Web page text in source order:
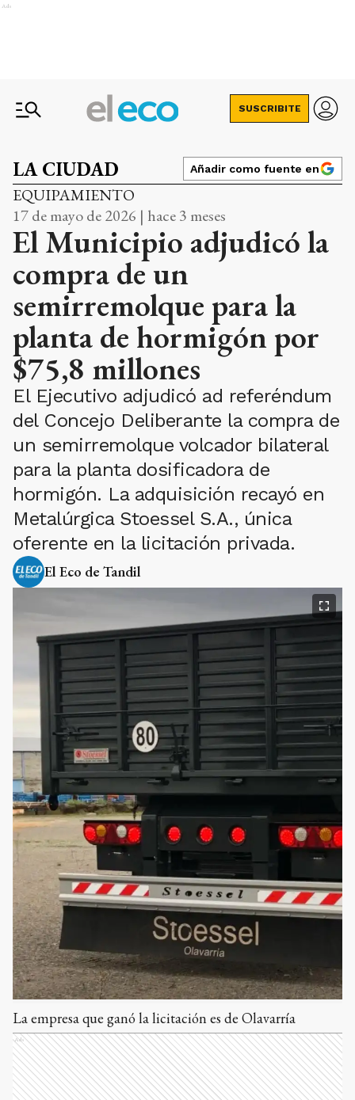
Ads
SUSCRIBITE
LA CIUDAD Añadir como fuente en
EQUIPAMIENTO
17 de mayo de 2026 | hace 3 meses
El Municipio adjudicó la
compra de un
semirremolque para la
planta de hormigón por
$75,8 millones
El Ejecutivo adjudicó ad referéndum
del Concejo Deliberante la compra de
un semirremolque volcador bilateral
para la planta dosificadora de
hormigón. La adquisición recayó en
Metalúrgica Stoessel S.A., única
oferente en la licitación privada.
El Eco de Tandil
La empresa que ganó la licitación es de Olavarría
Ads